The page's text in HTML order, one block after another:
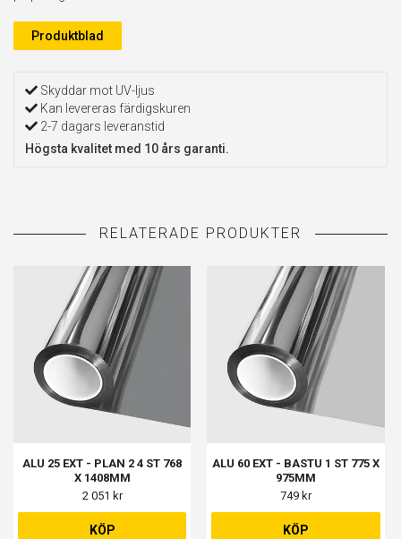
Produktblad
Skyddar mot UV-ljus
Kan levereras färdigskuren
2-7 dagars leveranstid
Högsta kvalitet med 10 års garanti.
ALU 25 EXT - PLAN 2 4 ST 768
X 1408MM
2 051 kr
KÖP
ALU 60 EXT - BASTU 1 ST 775 X
975MM
749 kr
KÖP